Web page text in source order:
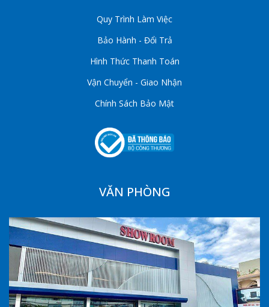
Quy Trình Làm Việc
Bảo Hành - Đổi Trả
Hình Thức Thanh Toán
Vận Chuyển - Giao Nhận
Chính Sách Bảo Mật
VĂN PHÒNG